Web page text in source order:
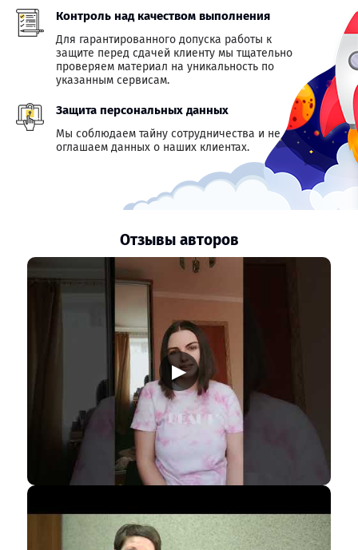
Контроль над качеством выполнения
Для гарантированного допуска работы к
защите перед сдачей клиенту мы тщательно
проверяем материал на уникальность по
указанным сервисам.
Защита персональных данных
Мы соблюдаем тайну сотрудничества и не
оглашаем данных о наших клиентах.
Отзывы авторов
▶